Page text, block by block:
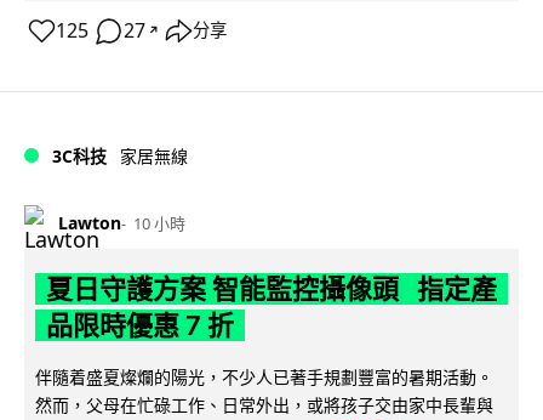
125 27 ↗ 分享
3C科技 家居無線
Lawton 10 小時
夏日守護方案 智能監控攝像頭 指定產
品限時優惠 7 折
伴隨着盛夏燦爛的陽光，不少人已著手規劃豐富的暑期活動。
然而，父母在忙碌工作、日常外出，或將孩子交由家中長輩與